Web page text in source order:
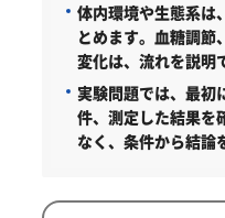
体内環境や生態系は
とめます。血糖調節
変化は、流れを説明
実験問題では、最初
件、測定した結果を
なく、条件から結論